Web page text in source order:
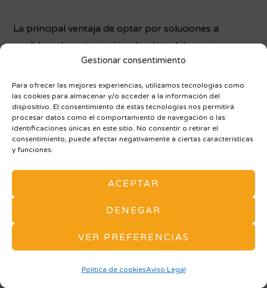
Gestionar consentimiento
Para ofrecer las mejores experiencias, utilizamos tecnologías como
las cookies para almacenar y/o acceder a la información del
dispositivo. El consentimiento de estas tecnologías nos permitirá
procesar datos como el comportamiento de navegación o las
identificaciones únicas en este sitio. No consentir o retirar el
consentimiento, puede afectar negativamente a ciertas características
y funciones.
ACEPTAR
DENEGAR
VER PREFERENCIAS
Política de cookiesAviso Legal
La principal ventaja de optar por soluciones a
medida es la optimización absoluta del espacio.
Donde un mueble estándar deja huecos inútiles o
cada centímetro, de suelo a techo y de pared a
pared.
Maximización del
Almacenaje
Este beneficio es especialmente evidente en las
zonas de descanso y orden. Los
armarios empotrados a medidate permiten
ropa y accesorios. Ya no tendrás que adaptarte a